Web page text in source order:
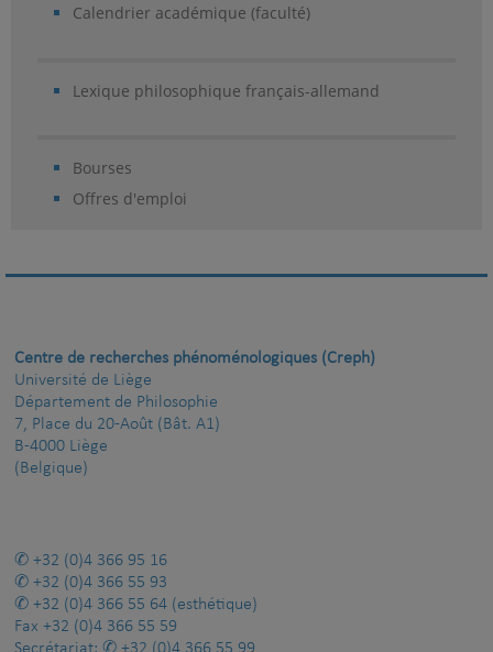
Calendrier académique (faculté)
Lexique philosophique français-allemand
Bourses
Offres d'emploi
Centre de recherches phénoménologiques (Creph)
Université de Liège
Département de Philosophie
7, Place du 20-Août (Bât. A1)
B-4000 Liège
(Belgique)
+32 (0)4 366 95 16
+32 (0)4 366 55 93
+32 (0)4 366 55 64 (esthétique)
Fax +32 (0)4 366 55 59